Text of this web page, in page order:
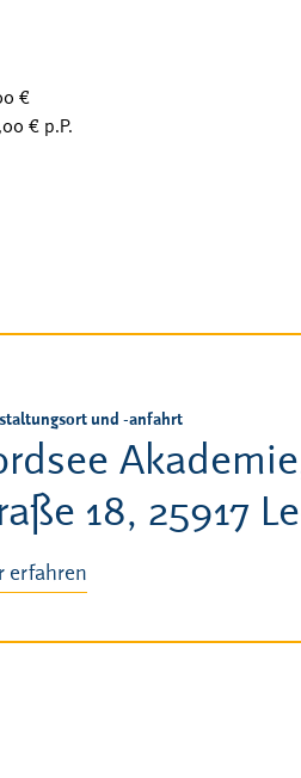
€
€ p.P.
und -anfahrt
18, 25917
erfahren